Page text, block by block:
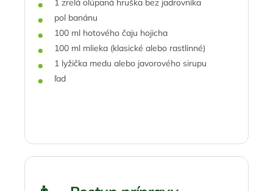
1 zrelá olúpaná hruška bez jadrovníka
pol banánu
100 ml hotového čaju hojicha
100 ml mlieka (klasické alebo rastlinné)
1 lyžička medu alebo javorového sirupu
ľad